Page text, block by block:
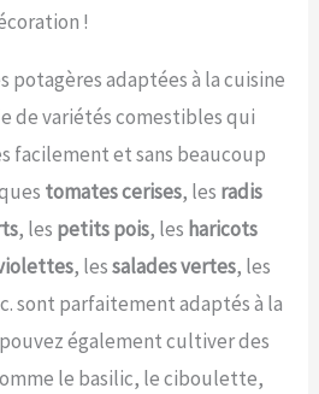
!
potagères adaptées à la cuisine
de variétés comestibles qui
facilement et sans beaucoup
tomates cerises, les radis
, les petits pois, les haricots
, lessalades vertes, les
sont parfaitement adaptés à la
également cultiver des
le basilic, le ciboulette,